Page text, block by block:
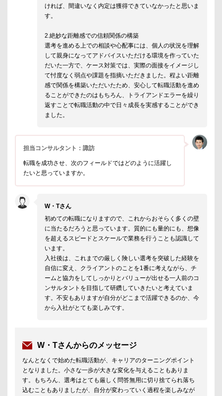
ければ、間違いなく内定は獲得できていなかったと思いま
す。
2.絶妙な距離感での信頼関係の構築
選考を進める上での相談や心配事には、個人の状況を理解
して親身になってアドバイスいただける環境を作っていた
だいた一方で、ケース対策では、実際の面接をイメージし
て忖度なく弱点や課題を指摘いただきました。程よい距離
感で関係を構築いただいたため、安心して転職活動を進め
ることができたのはもちろん、トライアンドエラーを繰り
返すことで転職活動の中で日々成長を実感することができ
ました。
担当コンサルタント：諏訪
転職を成功させ、次のフィールドではどのように活躍し
たいと思っていますか。
W・Tさん
初めての転職になりますので、これからおそらく多くの壁
に当たるだろうと思っています。質的にも量的にも、想像
を超えるスピードとスケールで業務を行うことも認識して
います。
入社後は、これまでの厳しく険しい選考を突破した経験を
自信に変え、クライアントのことを1番に考えながら、チ
ームと協力をしてしっかりとバリューが出せる一人前のコ
ンサルタントを目指して研鑽していきたいと考えていま
す。不安もありますが自分がどこまで活躍できるのか、今
から入社がとても楽しみです。
W・Tさんからのメッセージ
なんとなくで始めた転職活動が、キャリアのターニングポイント
となりました。小さな一歩が大きな変化を与えることもありま
す。もちろん、選考はとても厳しく問答無用に切り捨てられ落ち
込むこともありましたが、自分が変わっていく過程を楽しみなが